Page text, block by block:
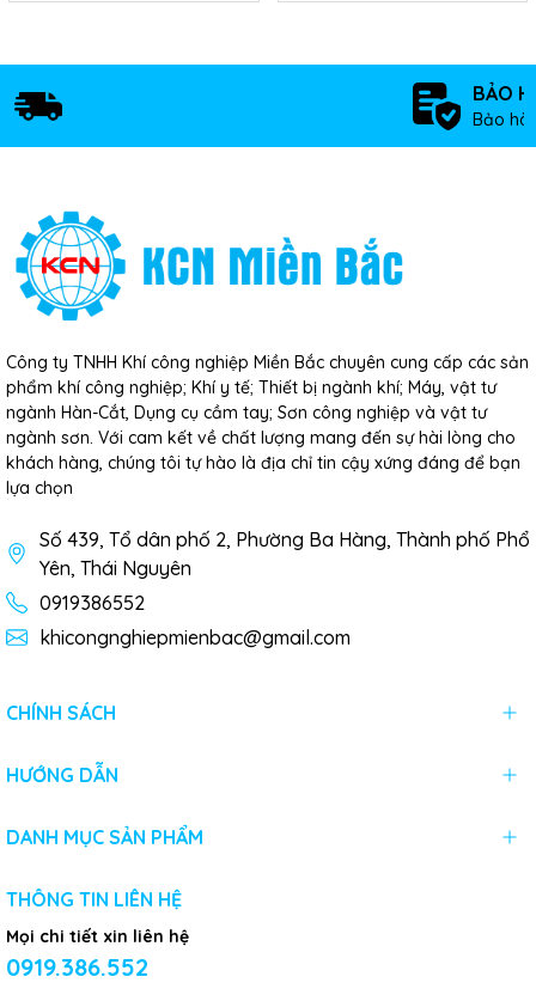
BẢO
Bảo
Công ty TNHH Khí công nghiệp Miền Bắc chuyên cung cấp các sản
phẩm khí công nghiệp; Khí y tế; Thiết bị ngành khí; Máy, vật tư
ngành Hàn-Cắt, Dụng cụ cầm tay; Sơn công nghiệp và vật tư
ngành sơn. Với cam kết về chất lượng mang đến sự hài lòng cho
khách hàng, chúng tôi tự hào là địa chỉ tin cậy xứng đáng để bạn
lựa chọn
Số 439, Tổ dân phố 2, Phường Ba Hàng, Thành phố Phổ
Yên, Thái Nguyên
0919386552
khicongnghiepmienbac@gmail.com
CHÍNH SÁCH
HƯỚNG DẪN
DANH MỤC SẢN PHẨM
THÔNG TIN LIÊN HỆ
Mọi chi tiết xin liên hệ
0919.386.552